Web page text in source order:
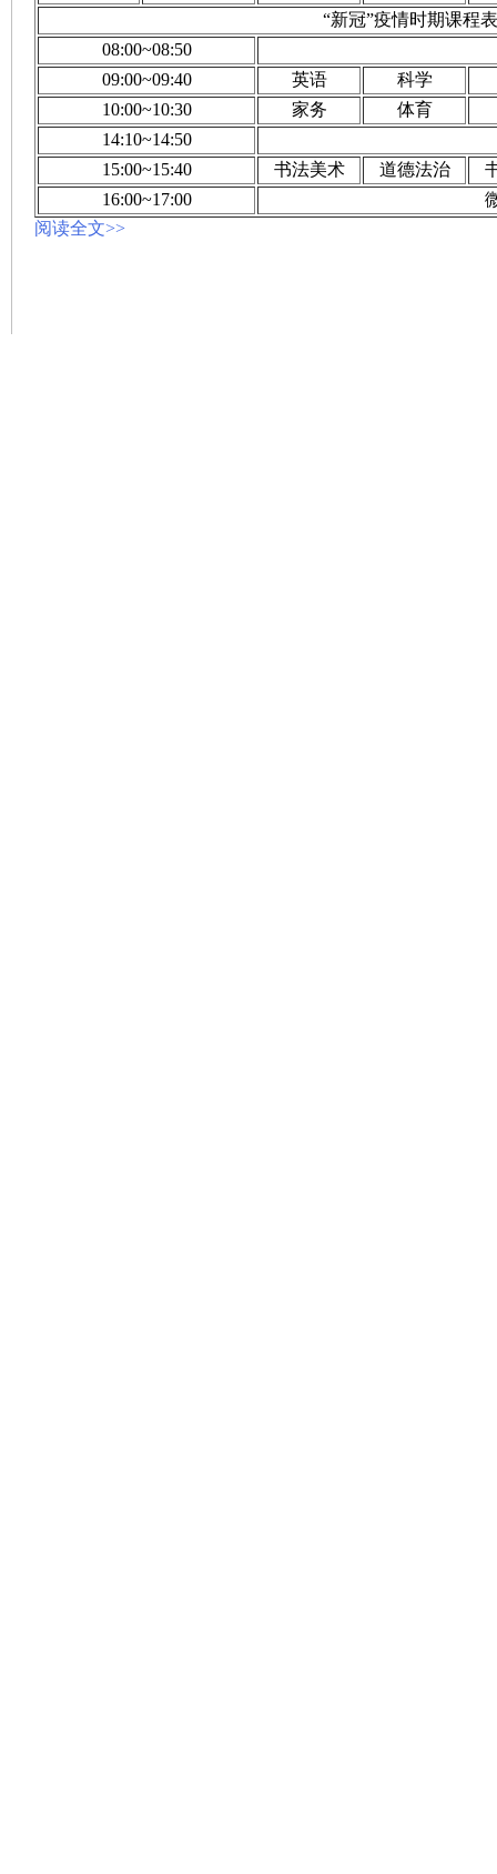
“新冠”疫情时期课程表
08:00~08:50
09:00~09:40
英语
科学
10:00~10:30
家务
体育
14:10~14:50
15:00~15:40
书法美术 道德法治
16:00~17:00
阅读全文>>